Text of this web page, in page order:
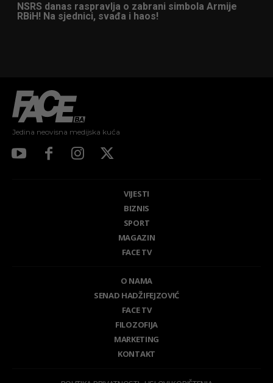
NSRS danas raspravlja o zabrani simbola Armije
RBiH! Na sjednici, svađa i haos!
Jedina neovisna medijska kuća
VIJESTI
BIZNIS
SPORT
MAGAZIN
FACE TV
O NAMA
SENAD HADŽIFEJZOVIĆ
FACE TV
FILOZOFIJA
MARKETING
KONTAKT